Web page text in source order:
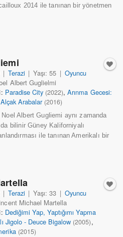
2014 ile tanınan bir yönetmen
| Terazi | Yaşı: 55 | Oyuncu
Albert Guglielmi
Paradise City (2022),Arınma Gecesi:
Alçak Arabalar (2016)
Albert Gugliemi aynı zamanda
bilinir Güney Kaliforniyalı
ile tanınan Amerikalı bir
| Terazi | Yaşı: 33 | Oyuncu
Michael Martella
Dediğimi Yap, Yaptığımı Yapma
Jigolo - Deuce Bigalow (2005),
(2015)